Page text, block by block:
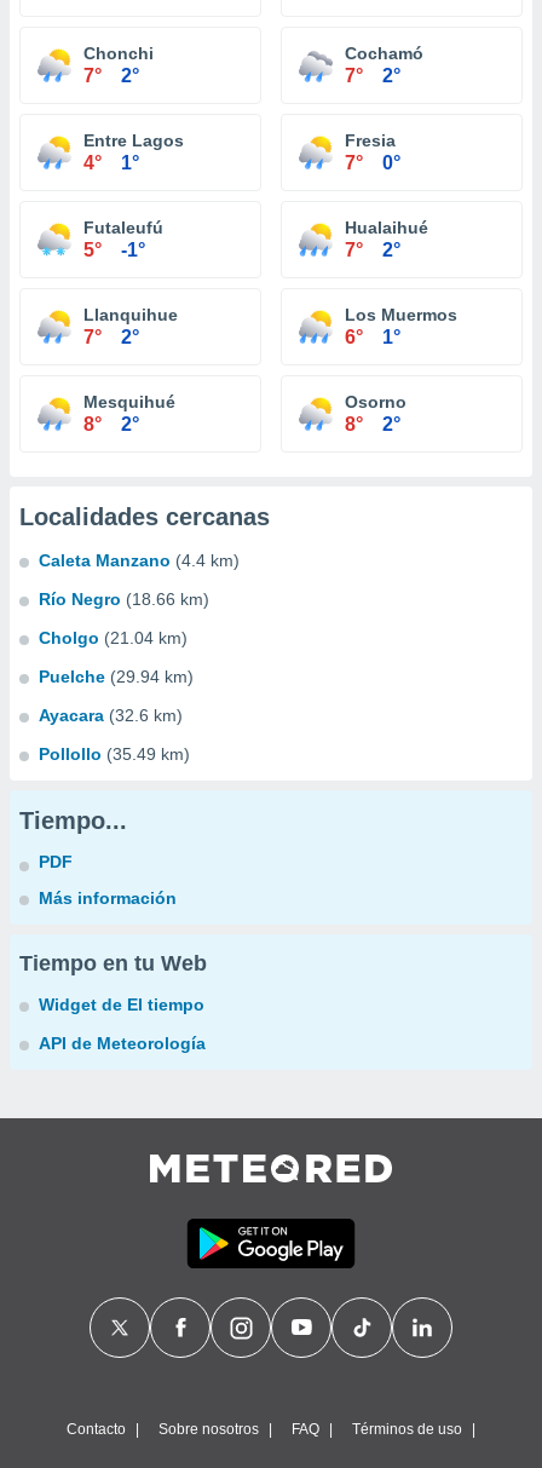
Chonchi
7° 2°
Cochamó
7° 2°
Entre Lagos
4° 1°
Fresia
7° 0°
Futaleufú
5° -1°
Hualaihué
7° 2°
Llanquihue
7° 2°
Los Muermos
6° 1°
Mesquihué
8° 2°
Osorno
8° 2°
Localidades cercanas
Caleta Manzano (4.4 km)
Río Negro (18.66 km)
Cholgo (21.04 km)
Puelche (29.94 km)
Ayacara (32.6 km)
Pollollo (35.49 km)
Tiempo...
PDF
Más información
Tiempo en tu Web
Widget de El tiempo
API de Meteorología
Contacto Sobre nosotros FAQ Términos de uso